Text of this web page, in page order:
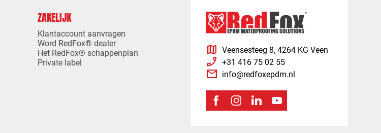
ZAKELIJK
Klantaccount aanvragen
Word RedFox® dealer
Het RedFox® schappenplan
Private label
map Veensesteeg 8, 4264 KG Veen
phone_enabled +31 416 75 02 55
mail info@redfoxepdm.nl